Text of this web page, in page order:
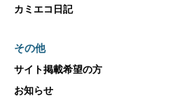
カミエコ日記
その他
サイト掲載希望の方
お知らせ